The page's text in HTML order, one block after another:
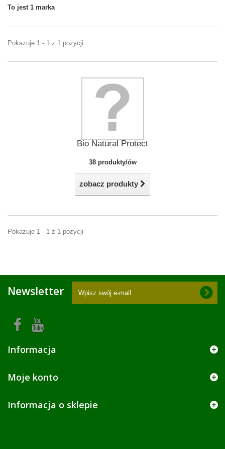
To jest 1 marka
Pokazuje 1 - 1 z 1 pozycji
Bio Natural Protect
38 produkty/ów
zobacz produkty
Pokazuje 1 - 1 z 1 pozycji
Newsletter
Informacja
Moje konto
Informacja o sklepie